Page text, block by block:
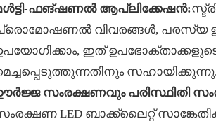
ഫങ്ഷണൽ ആപ്ലിക്കേഷൻ:
വിവരങ്ങൾ, പരസ്യ
ഇത്
സഹായിക്കുന്നു.
സംരക്ഷണവും പരിസ്ഥിതി
LED ബാക്ക്‌ലൈറ്റ്